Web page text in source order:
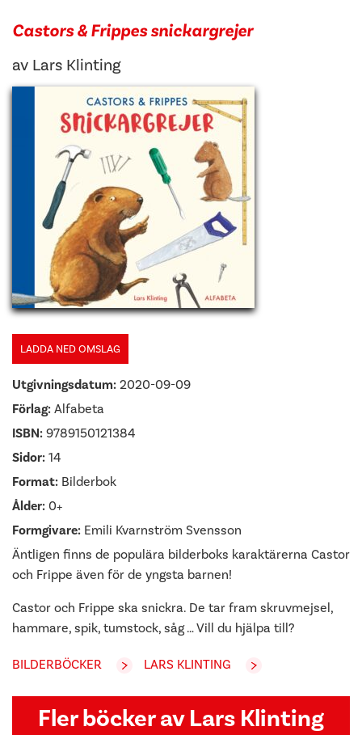
Castors & Frippes snickargrejer
av Lars Klinting
LADDA NED OMSLAG
Utgivningsdatum: 2020-09-09
Förlag: Alfabeta
ISBN: 9789150121384
Sidor: 14
Format: Bilderbok
Ålder: 0+
Formgivare: Emili Kvarnström Svensson
Äntligen finns de populära bilderboks­ karaktärerna Castor
och Frippe även för de yngsta barnen!
Castor och Frippe ska snickra. De tar fram skruvmejsel,
hammare, spik, tumstock, såg … Vill du hjälpa till?
BILDERBÖCKER LARS KLINTING
Fler böcker av Lars Klinting